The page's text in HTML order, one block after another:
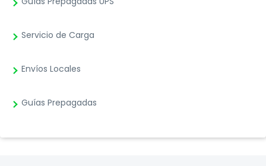
Servicio de Carga
Envíos Locales
Guías Prepagadas